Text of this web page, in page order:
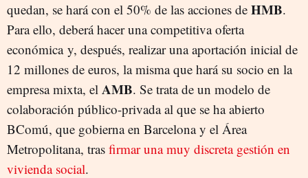
quedan, se hará con el 50% de las acciones de HMB.
Para ello, deberá hacer una competitiva oferta
económica y, después, realizar una aportación inicial de
12 millones de euros, la misma que hará su socio en la
empresa mixta, el AMB. Se trata de un modelo de
colaboración público-privada al que se ha abierto
BComú, que gobierna en Barcelona y el Área
Metropolitana, tras firmar una muy discreta gestión en
vivienda social.